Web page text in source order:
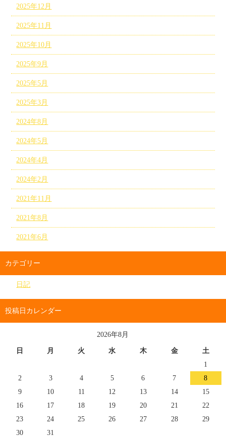
2025年12月
2025年11月
2025年10月
2025年9月
2025年5月
2025年3月
2024年8月
2024年5月
2024年4月
2024年2月
2021年11月
2021年8月
2021年6月
カテゴリー
日記
投稿日カレンダー
2026年8月
日 月 火 水 木 金
土
1
2
3 4 5 6 7
8
9
10 11 12 13 14
15
16
17 18 19 20 21
22
23
24 25 26 27 28
29
30
31